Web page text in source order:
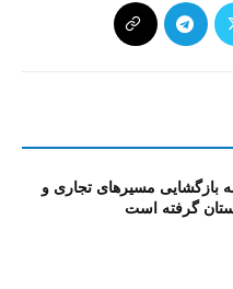
بازگشایی مسیرهای تجاری و
گرفته است